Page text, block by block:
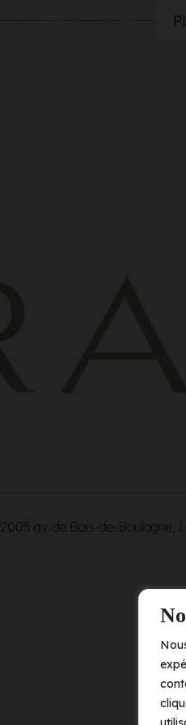
2005 av. de Bois-de-Boulogne,